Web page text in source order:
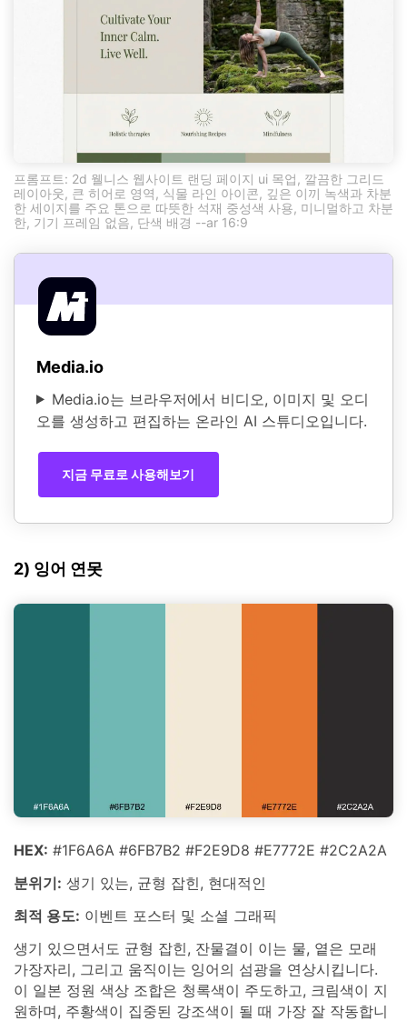
프롬프트: 2d 웰니스 웹사이트 랜딩 페이지 ui 목업, 깔끔한 그리드
레이아웃, 큰 히어로 영역, 식물 라인 아이콘, 깊은 이끼 녹색과 차분
한 세이지를 주요 톤으로 따뜻한 석재 중성색 사용, 미니멀하고 차분
한, 기기 프레임 없음, 단색 배경 --ar 16:9
Media.io
Media.io는 브라우저에서 비디오, 이미지 및 오디
오를 생성하고 편집하는 온라인 AI 스튜디오입니다.
지금 무료로 사용해보기
2) 잉어 연못
HEX: #1F6A6A #6FB7B2 #F2E9D8 #E7772E #2C2A2A
분위기: 생기 있는, 균형 잡힌, 현대적인
최적 용도: 이벤트 포스터 및 소셜 그래픽
생기 있으면서도 균형 잡힌, 잔물결이 이는 물, 옅은 모래
가장자리, 그리고 움직이는 잉어의 섬광을 연상시킵니다.
이 일본 정원 색상 조합은 청록색이 주도하고, 크림색이 지
원하며, 주황색이 집중된 강조색이 될 때 가장 잘 작동합니